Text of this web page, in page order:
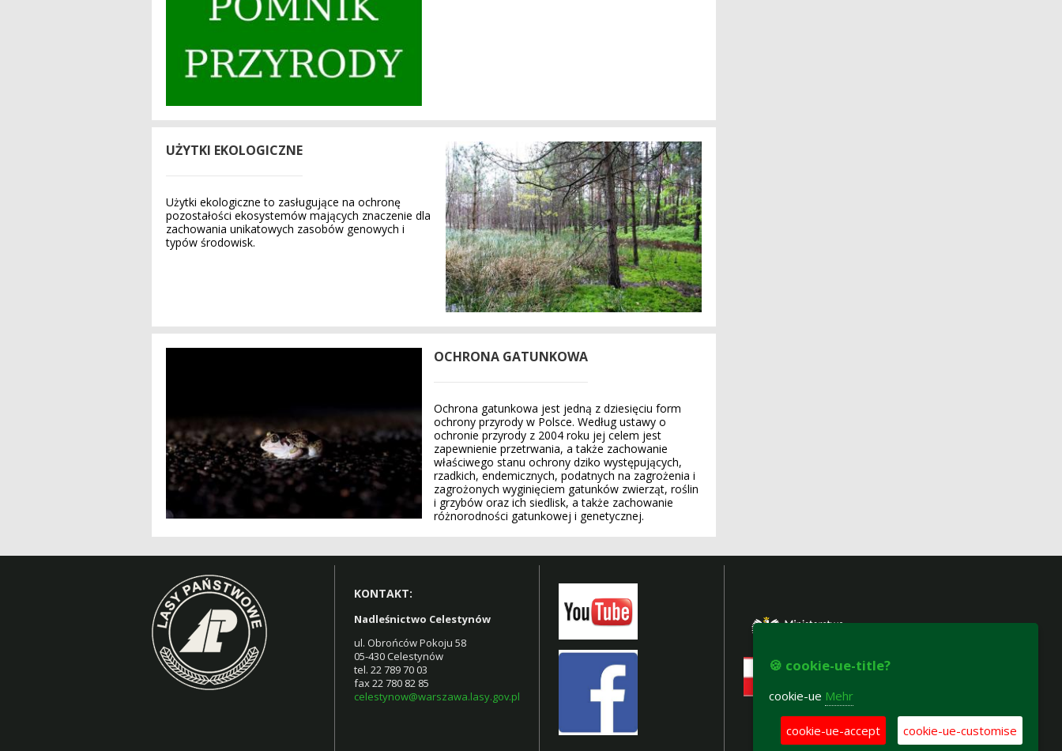
UŻYTKI EKOLOGICZNE
Użytki ekologiczne to zasługujące na ochronę
pozostałości ekosystemów mających znaczenie dla
zachowania unikatowych zasobów genowych i
typów środowisk.
OCHRONA GATUNKOWA
Ochrona gatunkowa jest jedną z dziesięciu form
ochrony przyrody w Polsce. Według ustawy o
ochronie przyrody z 2004 roku jej celem jest
zapewnienie przetrwania, a także zachowanie
właściwego stanu ochrony dziko występujących,
rzadkich, endemicznych, podatnych na zagrożenia i
zagrożonych wyginięciem gatunków zwierząt, roślin
i grzybów oraz ich siedlisk, a także zachowanie
różnorodności gatunkowej i genetycznej.
KONTAKT:
Nadleśnictwo Celestynów
ul. Obrońców Pokoju 58
05-430 Celestynów
tel. 22 789 70 03
fax 22 780 82 85
celestynow@warszawa.lasy.gov.pl
🍪 cookie-ue-title?
cookie-ue Mehr
cookie-ue-accept cookie-ue-customise